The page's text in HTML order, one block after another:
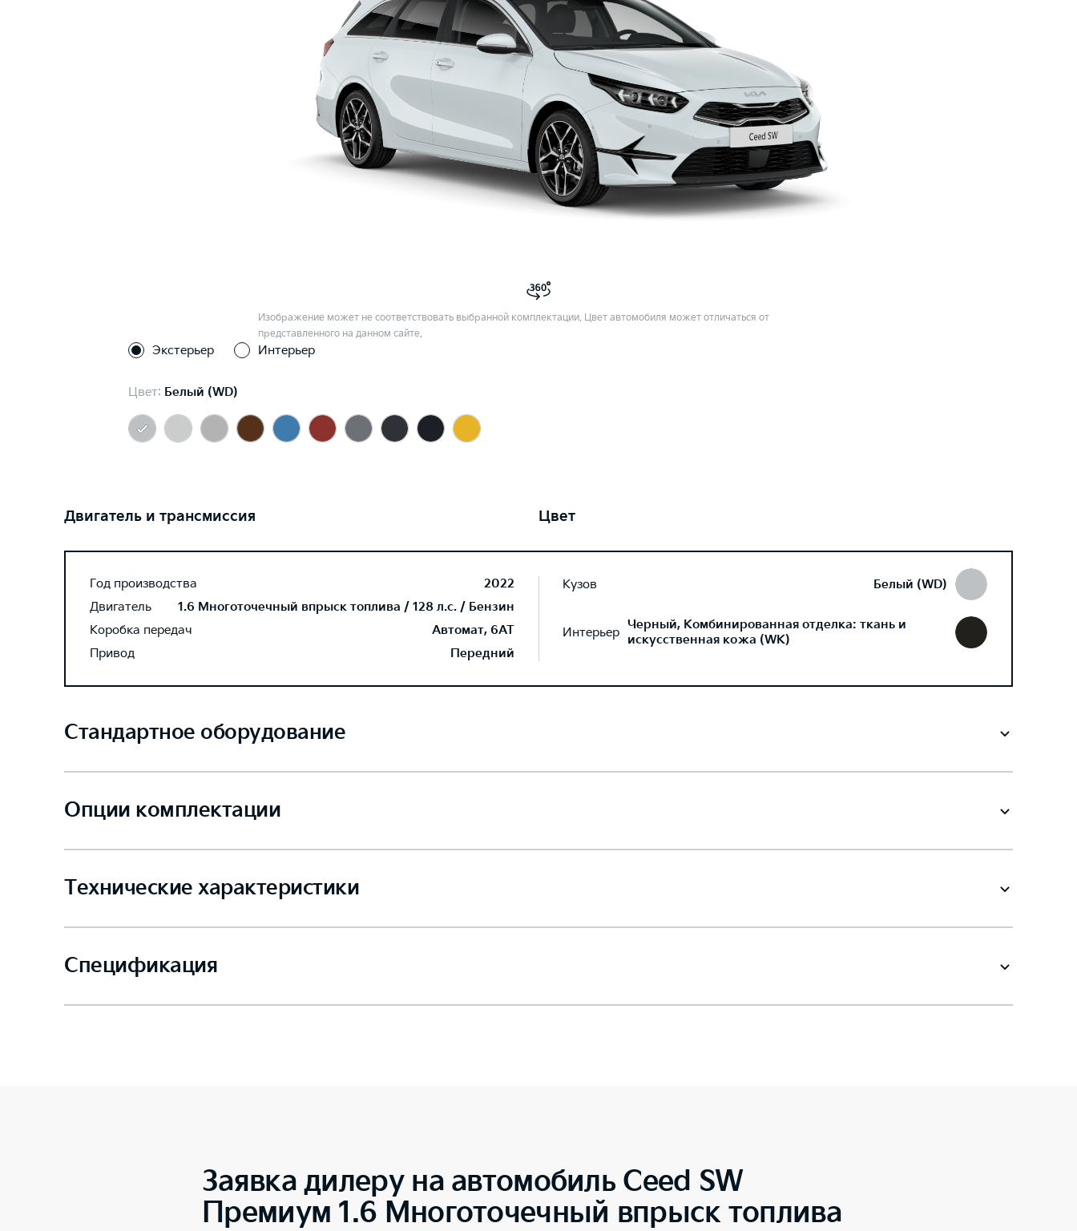
Изображение может не соответствовать выбранной комплектации. Цвет автомобиля может отличаться от
представленного на данном сайте.
Экстерьер Интерьер
Цвет: Белый (WD)
Двигатель и трансмиссия
Год производства
2022
Двигатель
1.6 Многоточечный впрыск топлива / 128 л.с. / Бензин
Коробка передач
Автомат, 6AT
Привод
Передний
Цвет
Кузов Белый (WD)
Интерьер Черный, Комбинированная отделка: ткань и
искусственная кожа (WK)
Стандартное оборудование
Опции комплектации
Технические характеристики
Спецификация
Заявка дилеру на автомобиль Ceed SW
Премиум 1.6 Многоточечный впрыск топлива